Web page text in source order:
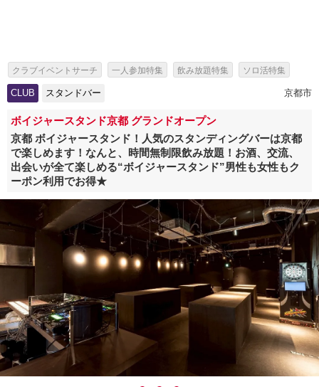
クラブイベントサーチ 一人参加特集 飲み放題特集 ソロ活特集
出会いイベント特集
海外アーティスト来日情報・芸能人出演イベント特集
CLUB スタンドバー 京都市
ボイジャースタンド京都 グランドオープン
京都 ボイジャースタンド！人気のスタンディングバーは京都
で楽しめます！なんと、時間無制限飲み放題！お酒、交流、
出会いが全て楽しめる“ボイジャースタンド”男性も女性もク
ーポン利用でお得★